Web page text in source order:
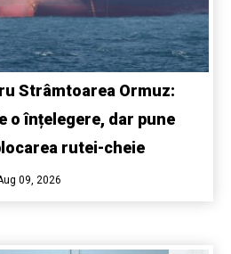
Strâmtoarea Ormuz:
o înțelegere, dar pune
rutei-cheie
09, 2026